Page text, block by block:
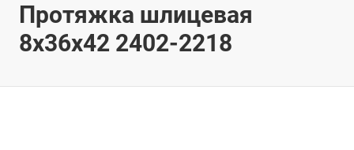
Протяжка шлицевая
8x36x42 2402-2218